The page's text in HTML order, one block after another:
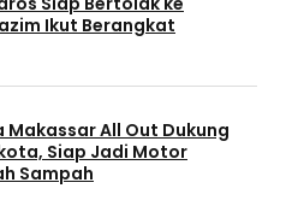
Ikut Berangkat
Makassar All Out Dukung
Siap Jadi Motor
Sampah